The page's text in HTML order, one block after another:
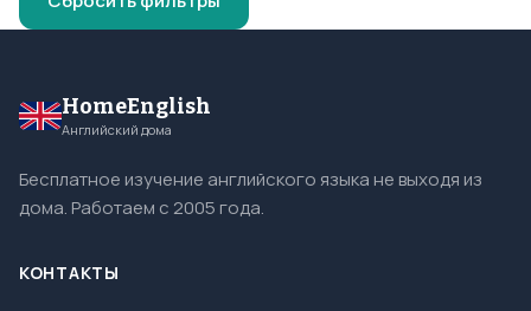
HomeEnglish
Английский дома
Бесплатное изучение английского языка не выходя из
дома. Работаем с 2005 года.
КОНТАКТЫ